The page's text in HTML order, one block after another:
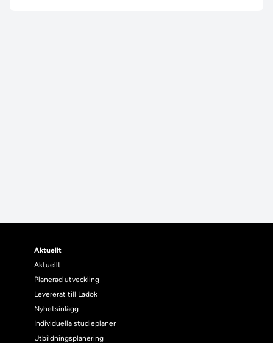
Aktuellt
Aktuellt
Planerad utveckling
Levererat till Ladok
Nyhetsinlägg
Individuella studieplaner
Utbildningsplanering